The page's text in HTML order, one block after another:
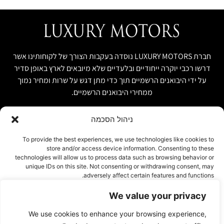
We value your privacy
We use cookies to enhance your browsing experience,
ניהול הסכמה
To provide the best experiences, we use technologies like cookies to
store and/or access device information. Consenting to these
technologies will allow us to process data such as browsing behavior or
unique IDs on this site. Not consenting or withdrawing consent, may
adversely affect certain features and functions.
חברת LUXURY MOTORS נוסדה בעקבות הצורך של לקוחותינו אשר
דרשו רכבי יוקרה ייחודיים ובלעדיים שלא מיובאים לארץ באופן סדיר
על ידי היבואנים הרשמיים תוך כדי מתן דגש על שרות ומחיר נמוך
ממחירי היבואנים הרשמיים.
אודות
יבוא אישי ויבוא מקביל
טרייד אין ומשומשות
רכבים למכירה במלאי
צור קשר
עמוד פרטיות
074-7408590
office@luxury-motors.co.il